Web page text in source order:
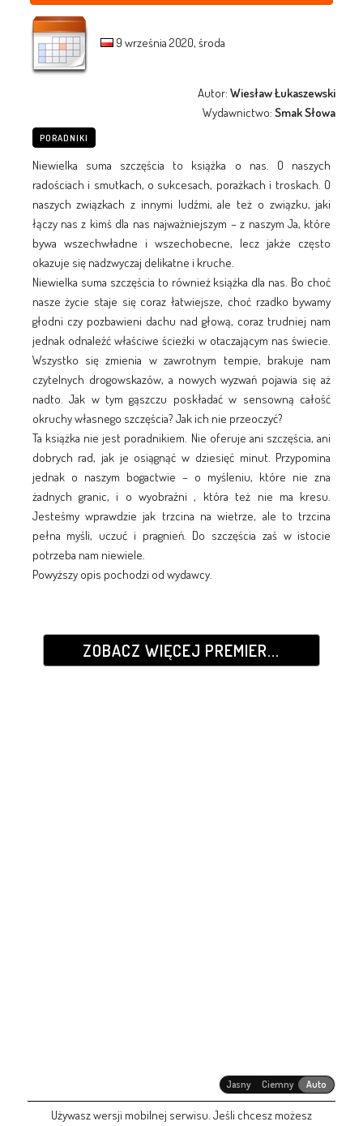
9 września 2020, środa
Autor:Wiesław Łukaszewski
Wydawnictwo:Smak Słowa
PORADNIKI
Niewielka suma szczęścia to książka o nas. O naszych
radościach i smutkach, o sukcesach, porażkach i troskach. O
naszych związkach z innymi ludźmi, ale też o związku, jaki
łączy nas z kimś dla nas najważniejszym – z naszym Ja, które
bywa wszechwładne i wszechobecne, lecz jakże często
okazuje się nadzwyczaj delikatne i kruche.
Niewielka suma szczęścia to również książka dla nas. Bo choć
nasze życie staje się coraz łatwiejsze, choć rzadko bywamy
głodni czy pozbawieni dachu nad głową, coraz trudniej nam
jednak odnaleźć właściwe ścieżki w otaczającym nas świecie.
Wszystko się zmienia w zawrotnym tempie, brakuje nam
czytelnych drogowskazów, a nowych wyzwań pojawia się aż
nadto. Jak w tym gąszczu poskładać w sensowną całość
okruchy własnego szczęścia? Jak ich nie przeoczyć?
Ta książka nie jest poradnikiem. Nie oferuje ani szczęścia, ani
dobrych rad, jak je osiągnąć w dziesięć minut. Przypomina
jednak o naszym bogactwie – o myśleniu, które nie zna
żadnych granic, i o wyobraźni , która też nie ma kresu.
Jesteśmy wprawdzie jak trzcina na wietrze, ale to trzcina
pełna myśli, uczuć i pragnień. Do szczęścia zaś w istocie
potrzeba nam niewiele.
Powyższy opis pochodzi od wydawcy.
ZOBACZ WIĘCEJ PREMIER...
Jasny Ciemny Auto
Używasz wersji mobilnej serwisu. Jeśli chcesz możesz